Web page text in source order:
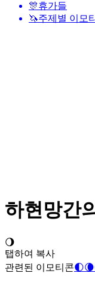
🎊휴가들
🦄주제별 이모
하현망간
🌖
탭하여 복사
관련된 이모티콘🌓🌘